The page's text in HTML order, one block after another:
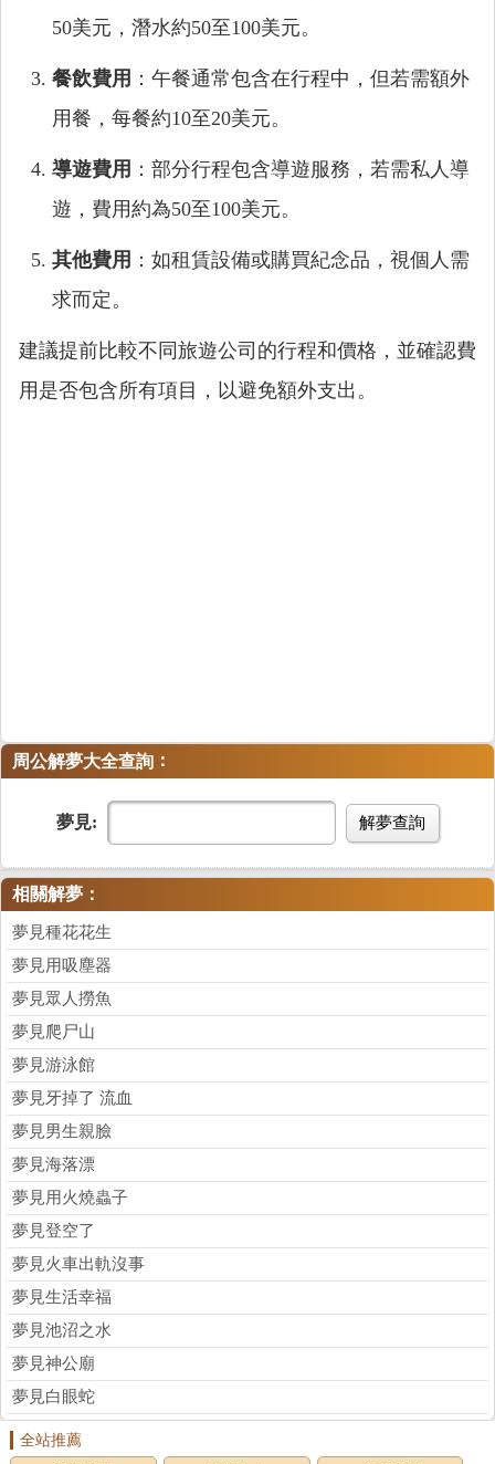
50美元，潛水約50至100美元。
餐飲費用 ：午餐通常包含在行程中，但若需額外
用餐，每餐約10至20美元。
導遊費用 ：部分行程包含導遊服務，若需私人導
遊，費用約為50至100美元。
其他費用 ：如租賃設備或購買紀念品，視個人需
求而定。
建議提前比較不同旅遊公司的行程和價格，並確認費
用是否包含所有項目，以避免額外支出。
周公解夢大全查詢 ：
夢見: 解夢查詢
相關解夢：
夢見種花花生
夢見用吸塵器
夢見眾人撈魚
夢見爬尸山
夢見游泳館
夢見牙掉了 流血
夢見男生親臉
夢見海落漂
夢見用火燒蟲子
夢見登空了
夢見火車出軌沒事
夢見生活幸福
夢見池沼之水
夢見神公廟
夢見白眼蛇
全站推薦